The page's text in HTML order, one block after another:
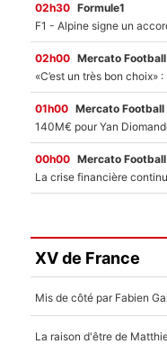
02h30 Formule1
02h00 Mercato Football
01h00 Mercato Football
00h00 Mercato Football
XV de France